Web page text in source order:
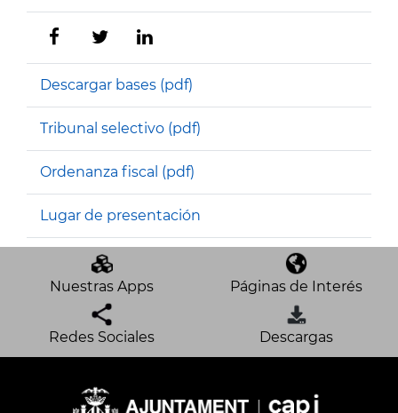
Descargar bases (pdf)
Tribunal selectivo (pdf)
Ordenanza fiscal (pdf)
Lugar de presentación
Nuestras Apps Páginas de Interés
Redes Sociales Descargas